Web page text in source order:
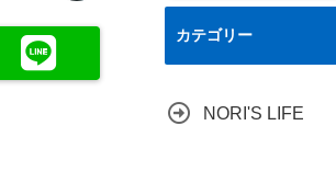
カテゴリー
NORI'S LIFE